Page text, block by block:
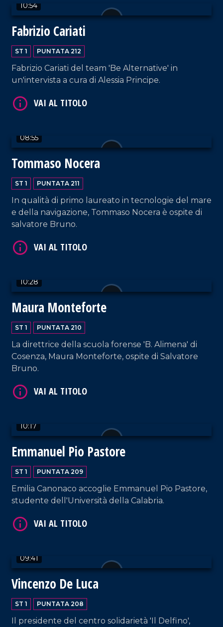
10:54
Fabrizio Cariati
ST 1 PUNTATA 212
Fabrizio Cariati del team 'Be Alternative' in
un'intervista a cura di Alessia Principe.
08:55
Tommaso Nocera
ST 1 PUNTATA 211
In qualità di primo laureato in tecnologie del mare
e della navigazione, Tommaso Nocera è ospite di
salvatore Bruno.
VAI AL TITOLO
10:28
Maura Monteforte
ST 1 PUNTATA 210
La direttrice della scuola forense 'B. Alimena' di
Cosenza, Maura Monteforte, ospite di Salvatore
Bruno.
VAI AL TITOLO
10:17
Emmanuel Pio Pastore
ST 1 PUNTATA 209
Emilia Canonaco accoglie Emmanuel Pio Pastore,
studente dell'Università della Calabria.
VAI AL TITOLO
09:41
Vincenzo De Luca
ST 1 PUNTATA 208
Il presidente del centro solidarietà 'Il Delfino',